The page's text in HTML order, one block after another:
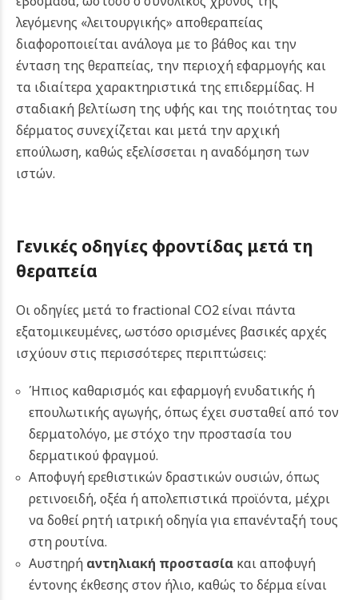
λεγόμενης «λειτουργικής» αποθεραπείας
διαφοροποιείται ανάλογα με το βάθος και την
ένταση της θεραπείας, την περιοχή εφαρμογής και
τα ιδιαίτερα χαρακτηριστικά της επιδερμίδας. Η
σταδιακή βελτίωση της υφής και της ποιότητας του
δέρματος συνεχίζεται και μετά την αρχική
επούλωση, καθώς εξελίσσεται η αναδόμηση των
ιστών.
Γενικές οδηγίες φροντίδας μετά τη
θεραπεία
Οι οδηγίες μετά το fractional CO2 είναι πάντα
εξατομικευμένες, ωστόσο ορισμένες βασικές αρχές
ισχύουν στις περισσότερες περιπτώσεις:
Ήπιος καθαρισμός και εφαρμογή ενυδατικής ή
επουλωτικής αγωγής, όπως έχει συσταθεί από τον
δερματολόγο, με στόχο την προστασία του
δερματικού φραγμού.
Αποφυγή ερεθιστικών δραστικών ουσιών, όπως
ρετινοειδή, οξέα ή απολεπιστικά προϊόντα, μέχρι
να δοθεί ρητή ιατρική οδηγία για επανένταξή τους
στη ρουτίνα.
Αυστηρή αντηλιακή προστασίακαι αποφυγή
έντονης έκθεσης στον ήλιο, καθώς το δέρμα είναι